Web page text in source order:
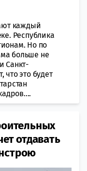
каждый
Республика
Но по
больше не
Санкт-
что это будет
отдавать